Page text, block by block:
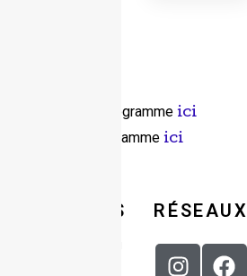
Télécharger le programme ici
Consulter le programme ici
HORAIRES RÉSEAUX